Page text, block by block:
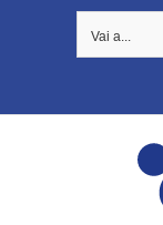
Vai a...